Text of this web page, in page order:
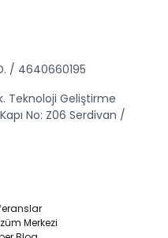
/ 4640660195
Teknoloji Geliştirme
No: Z06 Serdivan /
Merkezi